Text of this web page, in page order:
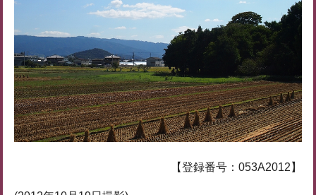
【登録番号：053A2012】